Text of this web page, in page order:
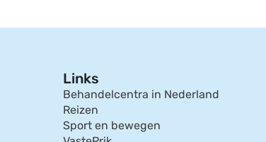
Links
Behandelcentra in Nederland
Reizen
Sport en bewegen